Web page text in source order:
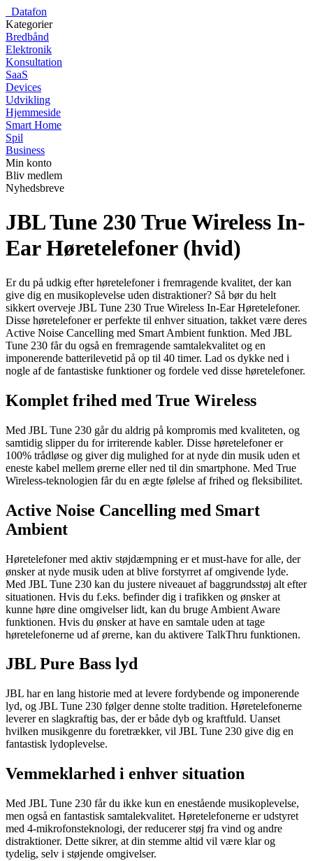
Datafon
Kategorier
Bredbånd
Elektronik
Konsultation
SaaS
Devices
Udvikling
Hjemmeside
Smart Home
Spil
Business
Min konto
Bliv medlem
Nyhedsbreve
JBL Tune 230 True Wireless In-
Ear Høretelefoner (hvid)
Er du på udkig efter høretelefoner i fremragende kvalitet, der kan
give dig en musikoplevelse uden distraktioner? Så bør du helt
sikkert overveje JBL Tune 230 True Wireless In-Ear Høretelefoner.
Disse høretelefoner er perfekte til enhver situation, takket være deres
Active Noise Cancelling med Smart Ambient funktion. Med JBL
Tune 230 får du også en fremragende samtalekvalitet og en
imponerende batterilevetid på op til 40 timer. Lad os dykke ned i
nogle af de fantastiske funktioner og fordele ved disse høretelefoner.
Komplet frihed med True Wireless
Med JBL Tune 230 går du aldrig på kompromis med kvaliteten, og
samtidig slipper du for irriterende kabler. Disse høretelefoner er
100% trådløse og giver dig mulighed for at nyde din musik uden et
eneste kabel mellem ørerne eller ned til din smartphone. Med True
Wireless-teknologien får du en ægte følelse af frihed og fleksibilitet.
Active Noise Cancelling med Smart
Ambient
Høretelefoner med aktiv støjdæmpning er et must-have for alle, der
ønsker at nyde musik uden at blive forstyrret af omgivende lyde.
Med JBL Tune 230 kan du justere niveauet af baggrundsstøj alt efter
situationen. Hvis du f.eks. befinder dig i trafikken og ønsker at
kunne høre dine omgivelser lidt, kan du bruge Ambient Aware
funktionen. Hvis du ønsker at have en samtale uden at tage
høretelefonerne ud af ørerne, kan du aktivere TalkThru funktionen.
JBL Pure Bass lyd
JBL har en lang historie med at levere fordybende og imponerende
lyd, og JBL Tune 230 følger denne stolte tradition. Høretelefonerne
leverer en slagkraftig bas, der er både dyb og kraftfuld. Uanset
hvilken musikgenre du foretrækker, vil JBL Tune 230 give dig en
fantastisk lydoplevelse.
Vemmeklarhed i enhver situation
Med JBL Tune 230 får du ikke kun en enestående musikoplevelse,
men også en fantastisk samtalekvalitet. Høretelefonerne er udstyret
med 4-mikrofonsteknologi, der reducerer støj fra vind og andre
distraktioner. Dette sikrer, at din stemme altid vil være klar og
tydelig, selv i støjende omgivelser.